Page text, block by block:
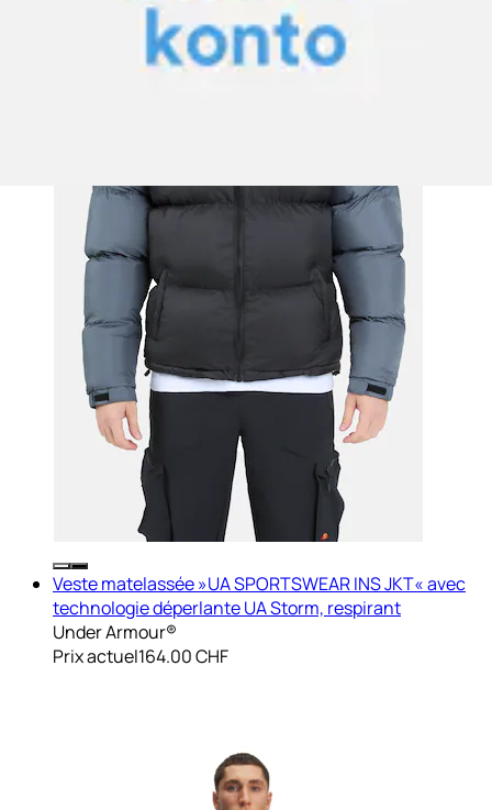
Veste matelassée »UA SPORTSWEAR INS JKT« avec
technologie déperlante UA Storm, respirant
Under Armour®
Prix actuel164.00 CHF